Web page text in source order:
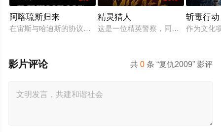
阿喀琉斯归来
在宙斯与哈迪斯的协议下，年迈的阿喀琉斯被忒提斯从冥界释
精灵猎人
这是一位精英警察，同时也是精灵猎
斩毒行动
作为文化
共0 条 “复仇2009” 影评
影片评论